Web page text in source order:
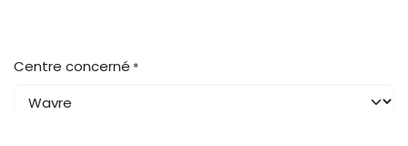
Centre concerné *